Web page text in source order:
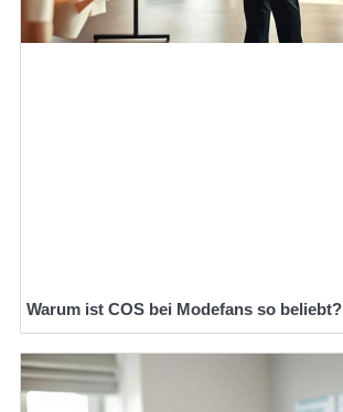
Warum ist COS bei Modefans so beliebt?